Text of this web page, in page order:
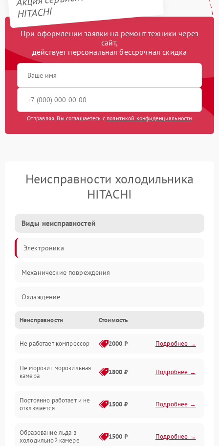
HITACHI
При оформлении заявки на ремонт техники через
сайт,
действует персональная бессрочная скидка
Отправляя, Вы соглашаетесь с политикой конфиденциальности
Неисправности холодильника
HITACHI
Виды неисправностей
Электроника
Механические повреждения
Охлаждение
Механика
Электропитание
Дренаж
Неисправности Стоимость
Не работает компрессор 2000 ₽ Подробнее →
Не морозит морозильная
камера
1800 ₽ Подробнее →
Постоянно работает и не
отключается
1500 ₽ Подробнее →
Образование льда в
холодильной камере
1500 ₽ Подробнее →